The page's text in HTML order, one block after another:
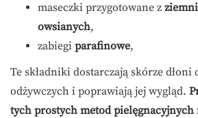
maseczki przygotowane z
owsianych,
zabiegi parafinowe,
Te składniki dostarczają skórze
odżywczych i poprawiają jej wygląd.
tych prostych metod pielęgnacyjnych